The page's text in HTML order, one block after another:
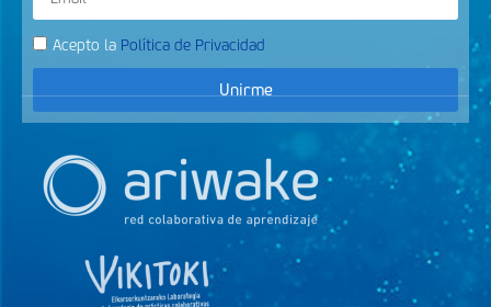
Acepto la Política de Privacidad
Unirme